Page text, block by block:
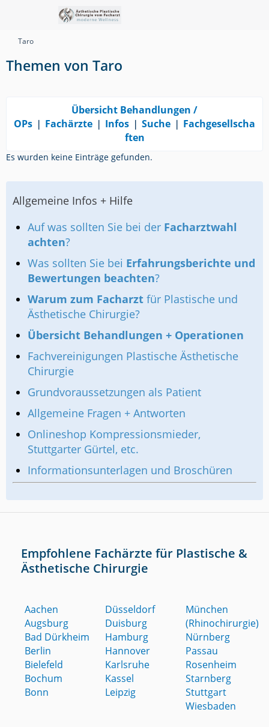
Taro
Themen von Taro
Übersicht Behandlungen /
OPs ❘ Fachärzte ❘ Infos ❘ Suche ❘ Fachgesellscha
ften
Es wurden keine Einträge gefunden.
Allgemeine Infos + Hilfe
Auf was sollten Sie bei der Facharztwahl
achten?
Was sollten Sie bei Erfahrungsberichte und
Bewertungen beachten?
Warum zum Facharzt für Plastische und
Ästhetische Chirurgie?
Übersicht Behandlungen + Operationen
Fachvereinigungen Plastische Ästhetische
Chirurgie
Grundvoraussetzungen als Patient
Allgemeine Fragen + Antworten
Onlineshop Kompressionsmieder,
Stuttgarter Gürtel, etc.
Informationsunterlagen und Broschüren
Empfohlene Fachärzte für Plastische &
Ästhetische Chirurgie
Aachen
Augsburg
Bad Dürkheim
Berlin
Bielefeld
Bochum
Bonn
Düsseldorf
Duisburg
Hamburg
Hannover
Karlsruhe
Kassel
Leipzig
München
(Rhinochirurgie)
Nürnberg
Passau
Rosenheim
Starnberg
Stuttgart
Wiesbaden